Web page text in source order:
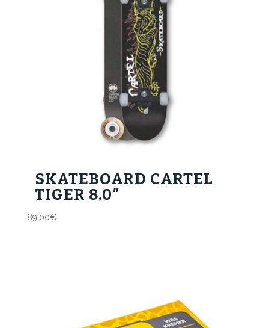
SKATEBOARD CARTEL
TIGER 8.0″
89,00€